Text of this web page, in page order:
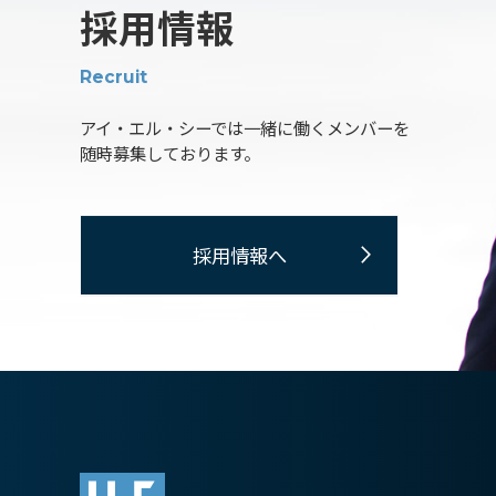
採用情報
Recruit
アイ・エル・シーでは一緒に働くメンバーを
随時募集しております。
採用情報へ